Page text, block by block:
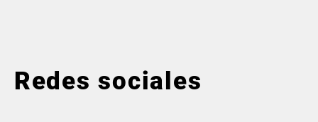
Redes sociales